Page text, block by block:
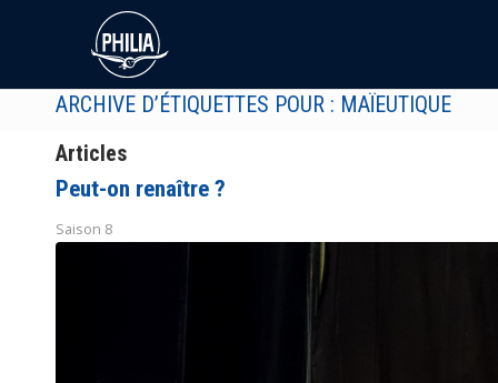
ARCHIVE D’ÉTIQUETTES POUR : MAÏEUTIQUE
Articles
Peut-on renaître ?
Saison 8